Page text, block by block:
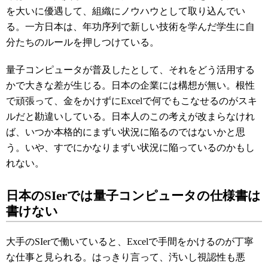
を大いに優遇して、組織にノウハウとして取り込んでい
る。一方日本は、年功序列で新しい技術を学んだ学生に自
分たちのルールを押しつけている。
量子コンピュータが普及したとして、それをどう活用する
かで大きな差が生じる。日本の企業には構想が無い。根性
で頑張って、金をかけずにExcelで何でもこなせるのがスキ
ルだと勘違いしている。日本人のこの考えが改まらなけれ
ば、いつか本格的にまずい状況に陥るのではないかと思
う。いや、すでにかなりまずい状況に陥っているのかもし
れない。
日本のSIerでは量子コンピュータの仕様書は
書けない
大手のSIerで働いていると、Excelで手間をかけるのが丁寧
な仕事と見られる。はっきり言って、汚いし視認性も悪